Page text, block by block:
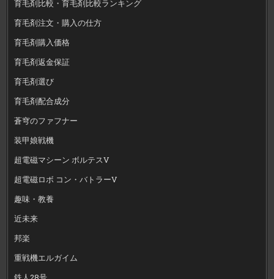
育毛剤比較・育毛剤比較ランキング
育毛剤注文・購入の仕方
育毛剤購入価格
育毛剤返金保証
育毛剤選び
育毛剤配合成分
蒼穹のファフナー
装甲娘戦機
超電磁マシーン ボルテスV
超電磁ロボ コン・バトラーV
趣味・教養
近未来
邦楽
重戦機エルガイム